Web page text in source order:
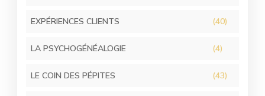
EXPÉRIENCES CLIENTS (40)
LA PSYCHOGÉNÉALOGIE (4)
LE COIN DES PÉPITES (43)